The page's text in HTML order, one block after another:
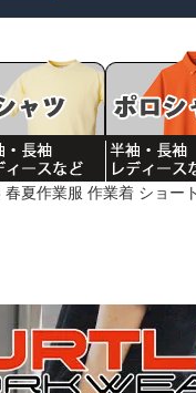
夏作業服 作業着 ショー